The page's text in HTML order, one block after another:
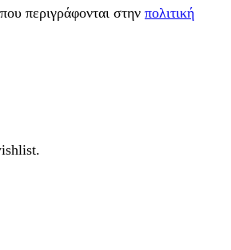
περιγράφονται στην πολιτική